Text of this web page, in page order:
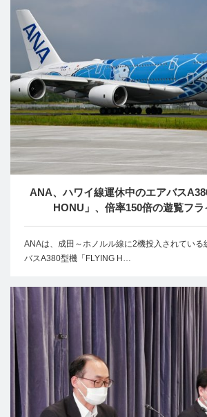
ANA、ハワイ線運休中のエアバス
HONU」、倍率150倍の遊覧フ
ANAは、成田～ホノルル線に2機投入されている
バスA380型機「FLYING H…